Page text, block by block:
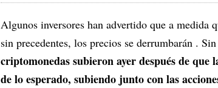
Algunos inversores han advertido que a medida
sin precedentes, los precios se derrumbarán .
criptomonedas subieron ayer después de
de lo esperado, subiendo junto con las